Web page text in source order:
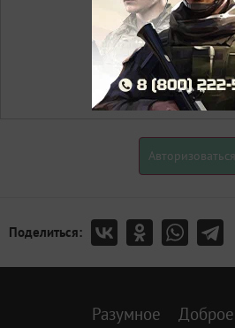
Авторизоваться
Поделиться:
Разумное Доброе